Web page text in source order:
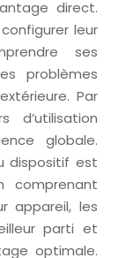
direct.
leur
ses
problèmes
Par
d’utilisation
globale.
dispositif est
comprenant
appareil, les
parti et
optimale.